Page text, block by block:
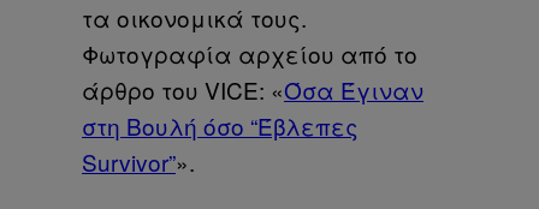
τα οικονομικά τους.
Φωτογραφία αρχείου από το
άρθρο του VICE: «Όσα Έγιναν
στη Βουλή όσο “Έβλεπες
Survivor”».